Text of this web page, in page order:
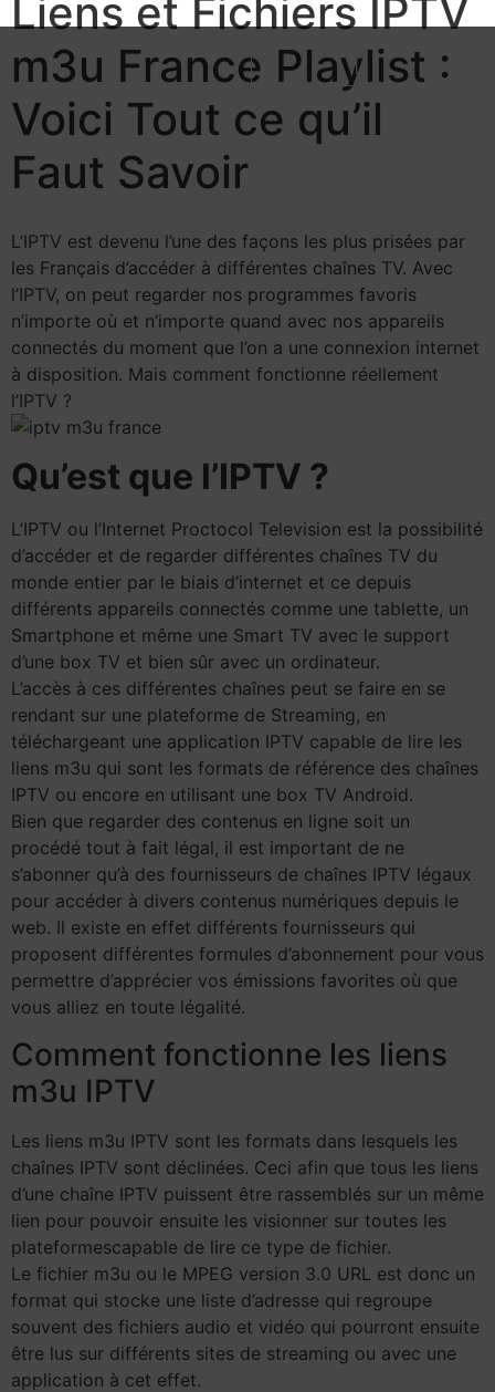
Liens et Fichiers IPTV
m3u France Playlist :
Voici Tout ce qu’il
Faut Savoir
L’IPTV est devenu l’une des façons les plus prisées par
les Français d’accéder à différentes chaînes TV. Avec
l’IPTV, on peut regarder nos programmes favoris
n’importe où et n’importe quand avec nos appareils
connectés du moment que l’on a une connexion internet
à disposition. Mais comment fonctionne réellement
l’IPTV ?
Qu’est que l’IPTV ?
L’IPTV ou l’Internet Proctocol Television est la possibilité
d’accéder et de regarder différentes chaînes TV du
monde entier par le biais d’internet et ce depuis
différents appareils connectés comme une tablette, un
Smartphone et même une Smart TV avec le support
d’une box TV et bien sûr avec un ordinateur.
L’accès à ces différentes chaînes peut se faire en se
rendant sur une plateforme de Streaming, en
téléchargeant une application IPTV capable de lire les
liens m3u qui sont les formats de référence des chaînes
IPTV ou encore en utilisant une box TV Android.
Bien que regarder des contenus en ligne soit un
procédé tout à fait légal, il est important de ne
s’abonner qu’à des fournisseurs de chaînes IPTV légaux
pour accéder à divers contenus numériques depuis le
web. Il existe en effet différents fournisseurs qui
proposent différentes formules d’abonnement pour vous
permettre d’apprécier vos émissions favorites où que
vous alliez en toute légalité.
Comment fonctionne les liens
m3u IPTV
Les liens m3u IPTV sont les formats dans lesquels les
chaînes IPTV sont déclinées. Ceci afin que tous les liens
d’une chaîne IPTV puissent être rassemblés sur un même
lien pour pouvoir ensuite les visionner sur toutes les
plateformescapable de lire ce type de fichier.
Le fichier m3u ou le MPEG version 3.0 URL est donc un
format qui stocke une liste d’adresse qui regroupe
souvent des fichiers audio et vidéo qui pourront ensuite
être lus sur différents sites de streaming ou avec une
application à cet effet.